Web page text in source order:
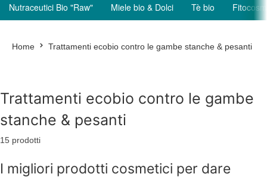
Nutraceutici Bio "Raw" Miele bio & Dolci Tè bio
Home Trattamenti ecobio contro le gambe stanche & pesanti
Trattamenti ecobio contro le gambe
stanche & pesanti
15 prodotti
I migliori prodotti cosmetici per dare